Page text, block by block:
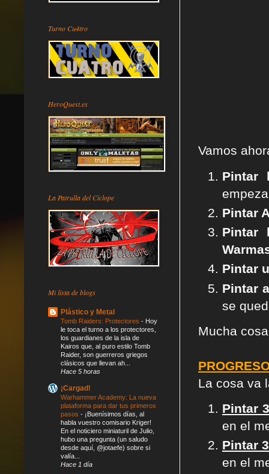
Vamos
Pintar
Pintar
Pintar
Pintar
Pintar
se
Mucha
La cosa va
Pintar
en el
Pintar
en el
Turno Cu4tro
HeroQuest.es
La Patrulla del Cíclope
Mi lista de blogs
Plástico y Metal
Tomb Raiders: Protectores - Hoy
le toca el turno a los protectores,
los guardianes de la isla de
Kairos que, al puro estilo Tomb
Raider, son guerreros griegos
clásicos que llevan ah...
Hace 5 horas
¡Cargad!
Warhammer Academy: La nueva
plataforma para dar tus primeros
pasos - ¡Buenísimos días, al
habla vuestro comisario Kriger!
En el noticiero miniaturil de Julio,
hubo una pregunta (un saludo
desde aquí, @jotaefe) sobre si
valía...
Hace 1 día